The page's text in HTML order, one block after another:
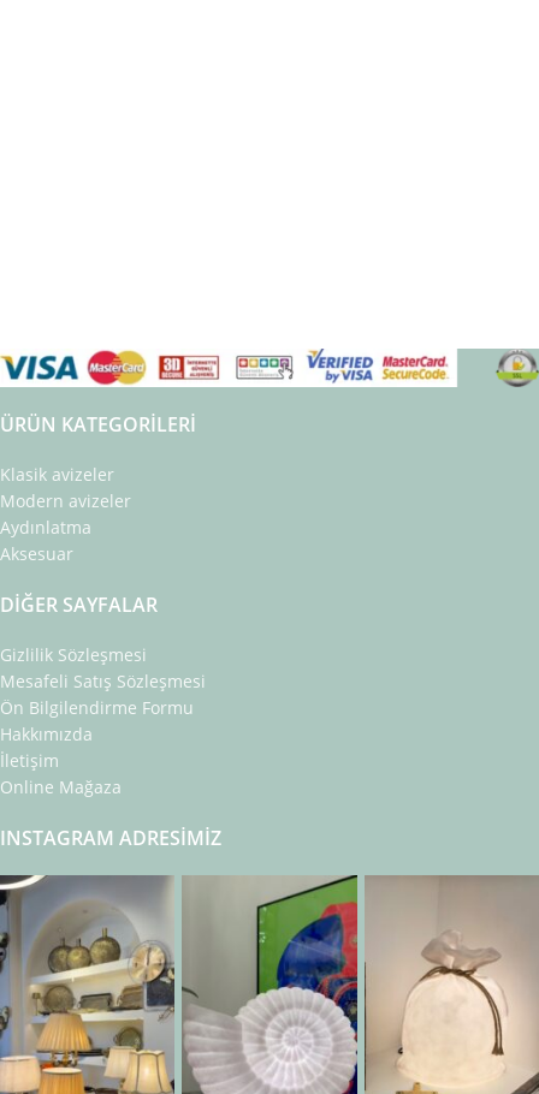
ÜRÜN KATEGORILERI
Klasik avizeler
Modern avizeler
Aydınlatma
Aksesuar
DIĞER SAYFALAR
Gizlilik Sözleşmesi
Mesafeli Satış Sözleşmesi
Ön Bilgilendirme Formu
Hakkımızda
İletişim
Online Mağaza
INSTAGRAM ADRESIMIZ